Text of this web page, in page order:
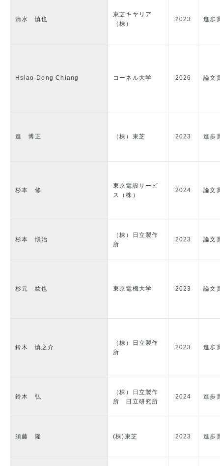
清水 慎也
東芝キヤリア
（株）
2023 進歩
Hsiao-Dong Chiang コーネル大学 2026 論文
進 博正 （株）東芝 2023 進歩
杉本 修
東京電設サービ
ス（株）
2024 論文
杉本 愼治
（株）日立製作
所
2023 論文
杉元 紘也 東京電機大学 2023 論文
鈴木 慎之介
（株）日立製作
所
2023 進歩
鈴木 弘
（株）日立製作
所 日立研究所
2024 進歩
須藤 隆 (株)東芝 2023 進歩